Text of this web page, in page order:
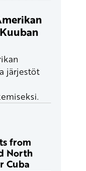
järjestöt
from
North
Cuba